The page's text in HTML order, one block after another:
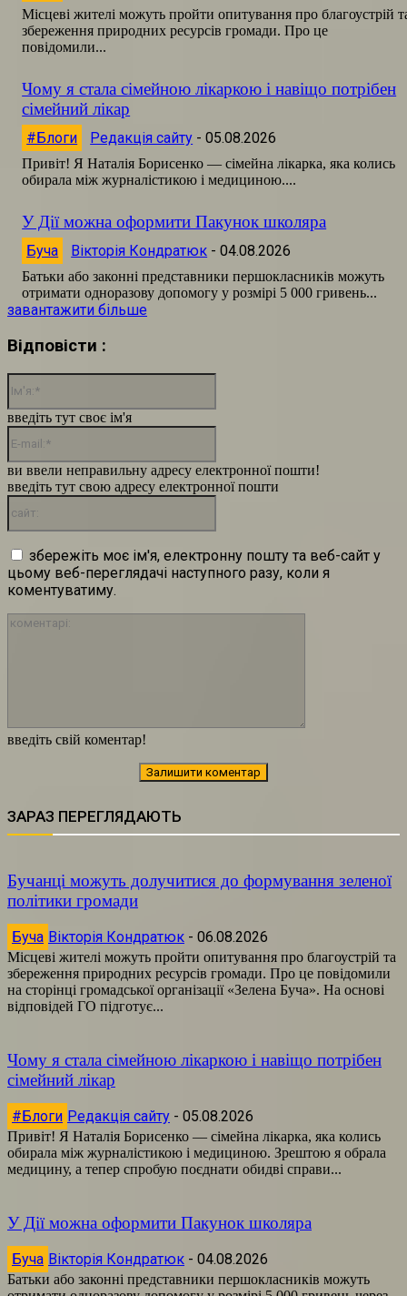
Місцеві жителі можуть пройти опитування про благоустрій
збереження природних ресурсів громади. Про це
повідомили...
Чому я стала сімейною лікаркою і навіщо потрібен
сімейний лікар
#Блоги Редакція сайту - 05.08.2026
Привіт! Я Наталія Борисенко — сімейна лікарка, яка колись
обирала між журналістикою і медициною....
У Дії можна оформити Пакунок школяра
Буча Вікторія Кондратюк - 04.08.2026
Батьки або законні представники першокласників можуть
отримати одноразову допомогу у розмірі 5 000 гривень...
завантажити більше
Відповісти :
введіть свій коментар!
введіть тут своє ім'я
ви ввели неправильну адресу електронної пошти!
введіть тут свою адресу електронної пошти
збережіть моє ім'я, електронну пошту та веб-сайт у
цьому веб-переглядачі наступного разу, коли я
коментуватиму.
ЗАРАЗ ПЕРЕГЛЯДАЮТЬ
Бучанці можуть долучитися до формування зеленої
політики громади
Буча Вікторія Кондратюк - 06.08.2026
Місцеві жителі можуть пройти опитування про благоустрій та
збереження природних ресурсів громади. Про це повідомили
на сторінці громадської організації «Зелена Буча». На основі
відповідей ГО підготує...
Чому я стала сімейною лікаркою і навіщо потрібен
сімейний лікар
#Блоги Редакція сайту - 05.08.2026
Привіт! Я Наталія Борисенко — сімейна лікарка, яка колись
обирала між журналістикою і медициною. Зрештою я обрала
медицину, а тепер спробую поєднати обидві справи...
У Дії можна оформити Пакунок школяра
Буча Вікторія Кондратюк - 04.08.2026
Батьки або законні представники першокласників можуть